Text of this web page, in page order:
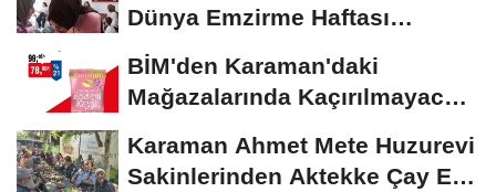
Dünya Emzirme Haftası
Etkinliğine Ziyaret
BİM'den Karaman'daki
Mağazalarında Kaçırılmayacak
Karaman Ahmet Mete Huzurevi
Sakinlerinden Aktekke Çay Evi